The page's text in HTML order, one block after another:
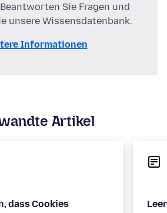
Sie Fragen und
unsere Wissensdatenbank.
Informationen
Artikel
dass Cookies